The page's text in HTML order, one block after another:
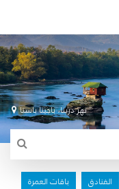
نهر درينا، باجينا باستا
الفنادق باقات العمرة